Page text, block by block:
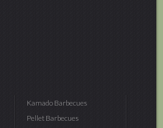
Kamado Barbecues
Pellet Barbecues